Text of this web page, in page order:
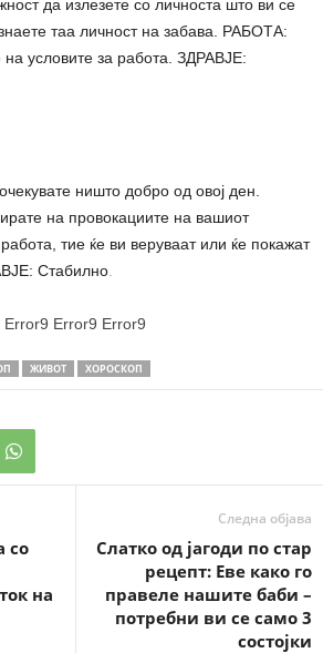
да излезете со личноста што ви се
таа личност на забава. РАБОТА:
условите за работа. ЗДРАВЈЕ:
ништо добро од овој ден.
на провокациите на вашиот
тие ќе ви веруваат или ќе покажат
Стабилно
Error9 Error9 Error9
ЖИВОТ ХОРОСКОП
со
на
Следна објава
Слатко од јагоди по стар
рецепт: Еве како го
правеле нашите баби –
потребни ви се само 3
состојки